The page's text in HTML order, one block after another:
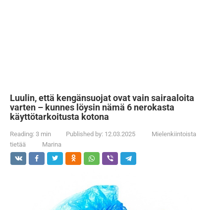
Luulin, että kengänsuojat ovat vain sairaaloita
varten – kunnes löysin nämä 6 nerokasta
käyttötarkoitusta kotona
Reading: 3 min Published by: 12.03.2025
Mielenkiintoista
tietää
Marina